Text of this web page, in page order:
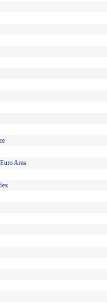
Area